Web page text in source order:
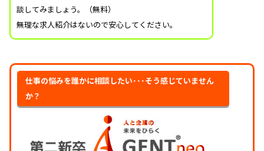
談してみましょう。（無料）
無理な求人紹介はないので安心してください。
仕事の悩みを誰かに相談したい･･･そう感じていません
か？